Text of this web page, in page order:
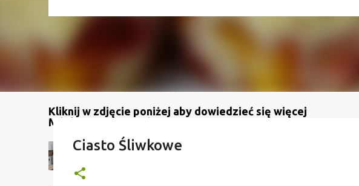
Kliknij w zdjęcie poniżej aby dowiedzieć się więcej
Mój kanał na YouTube
Ciasto Śliwkowe